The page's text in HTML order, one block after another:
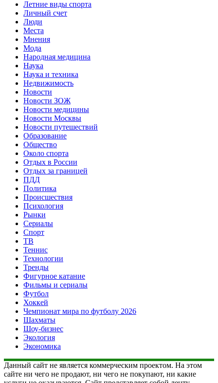
Летние виды спорта
Личный счет
Люди
Места
Мнения
Мода
Народная медицина
Наука
Наука и техника
Недвижимость
Новости
Новости ЗОЖ
Новости медицины
Новости Москвы
Новости путешествий
Образование
Общество
Около спорта
Отдых в России
Отдых за границей
ПДД
Политика
Происшествия
Психология
Рынки
Сериалы
Спорт
ТВ
Теннис
Технологии
Тренды
Фигурное катание
Фильмы и сериалы
Футбол
Хоккей
Чемпионат мира по футболу 2026
Шахматы
Шоу-бизнес
Экология
Экономика
Данный сайт не является коммерческим проектом. На этом
сайте ни чего не продают, ни чего не покупают, ни какие